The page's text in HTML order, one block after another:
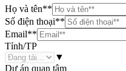
Họ và tên**
Số điện thoại**
Email**
Tỉnh/TP
▼
Dự án quan tâm